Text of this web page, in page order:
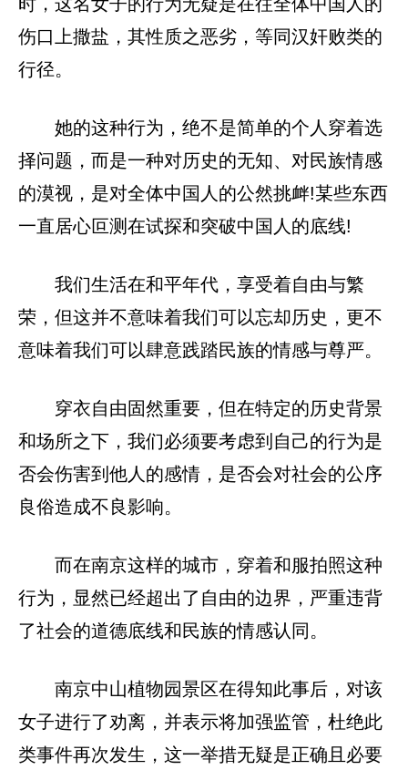
伤口上撒盐，其性质之恶劣，等同汉奸败类的
行径。
她的这种行为，绝不是简单的个人穿着选
择问题，而是一种对历史的无知、对民族情感
的漠视，是对全体中国人的公然挑衅!某些东西
一直居心叵测在试探和突破中国人的底线!
我们生活在和平年代，享受着自由与繁
荣，但这并不意味着我们可以忘却历史，更不
意味着我们可以肆意践踏民族的情感与尊严。
穿衣自由固然重要，但在特定的历史背景
和场所之下，我们必须要考虑到自己的行为是
否会伤害到他人的感情，是否会对社会的公序
良俗造成不良影响。
而在南京这样的城市，穿着和服拍照这种
行为，显然已经超出了自由的边界，严重违背
了社会的道德底线和民族的情感认同。
南京中山植物园景区在得知此事后，对该
女子进行了劝离，并表示将加强监管，杜绝此
类事件再次发生，这一举措无疑是正确且必要